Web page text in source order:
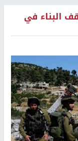
البناء في